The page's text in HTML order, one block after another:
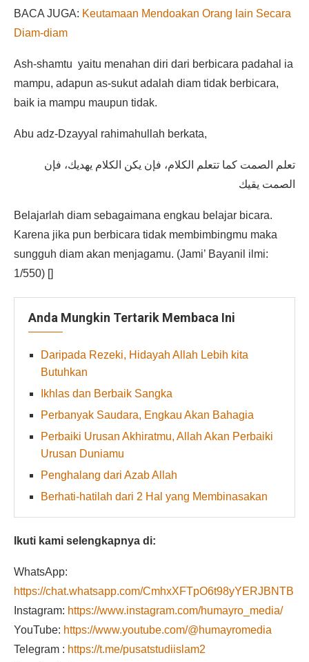
BACA JUGA: Keutamaan Mendoakan Orang lain Secara
Diam-diam
Ash-shamtu yaitu menahan diri dari berbicara padahal ia
mampu, adapun as-sukut adalah diam tidak berbicara,
baik ia mampu maupun tidak.
Abu adz-Dzayyal rahimahullah berkata,
تعلم الصمت كما تتعلم الكلام، فإن يكن الكلام يهديك، فإن
الصمت يقيك
Belajarlah diam sebagaimana engkau belajar bicara.
Karena jika pun berbicara tidak membimbingmu maka
sungguh diam akan menjagamu. (Jami’ Bayanil ilmi:
1/550) []
Anda Mungkin Tertarik Membaca Ini
Daripada Rezeki, Hidayah Allah Lebih kita
Butuhkan
Ikhlas dan Berbaik Sangka
Perbanyak Saudara, Engkau Akan Bahagia
Perbaiki Urusan Akhiratmu, Allah Akan Perbaiki
Urusan Duniamu
Penghalang dari Azab Allah
Berhati-hatilah dari 2 Hal yang Membinasakan
Ikuti kami selengkapnya di:
WhatsApp:
https://chat.whatsapp.com/CmhxXFTpO6t98yYERJBNTB
Instagram: https://www.instagram.com/humayro_media/
YouTube: https://www.youtube.com/@humayromedia
Telegram : https://t.me/pusatstudiislam2